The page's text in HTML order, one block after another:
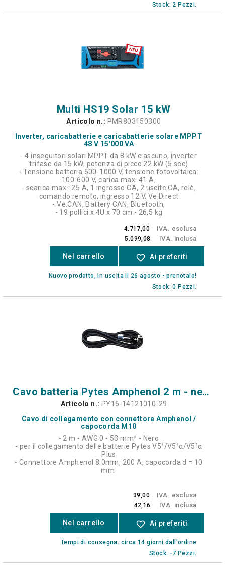
Stock: 2 Pezzi.
Multi HS19 Solar 15 kW
Articolo n.: PMR803150300
Inverter, caricabatterie e caricabatterie solare MPPT
48 V 15'000 VA
- 4 inseguitori solari MPPT da 8 kW ciascuno, inverter
trifase da 15 kW, potenza di picco 22 kW (5 sec)
- Tensione batteria 600-1000 V, tensione fotovoltaica:
100-600 V, carica max. 41 A,
- scarica max.: 25 A, 1 ingresso CA, 2 uscite CA, relè,
comando remoto, ingresso 12 V, Ve.Direct
- Ve.CAN, Battery CAN, Bluetooth,
- 19 pollici x 4U x 70 cm - 26,5 kg
4.717,00 IVA. esclusa
5.099,08 IVA. inclusa
Nel carrello favorite_border Ai preferiti
Nuovo prodotto, in uscita il 26 agosto - prenotalo!
Stock: 0 Pezzi.
Cavo batteria Pytes Amphenol 2 m - negativo
Articolo n.: PY16-14121010-29
Cavo di collegamento con connettore Amphenol /
capocorda M10
- 2 m - AWG 0 - 53 mm² - Nero
- per il collegamento delle batterie Pytes V5°/V5°α/V5°α
Plus
- Connettore Amphenol 8.0mm, 200 A, capocorda d = 10
mm
39,00 IVA. esclusa
42,16 IVA. inclusa
Nel carrello favorite_border Ai preferiti
Tempi di consegna: circa 14 giorni dall'ordine
Stock: -7 Pezzi.